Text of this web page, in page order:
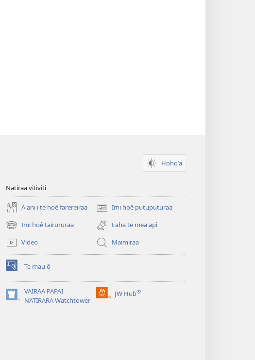
Hohoˈa
Natiraa vitiviti
A ani i te hoê farereiraa Imi hoê putuputuraa
(opens
new
window)
Imi hoê tairururaa
(opens
new
window)
Eaha te mea apî
Video
Maimiraa
Te mau ô
(opens
new
window)VAIRAA PAPAI
NATIRARA Watchtower
(opens
JW Hub®
(opens